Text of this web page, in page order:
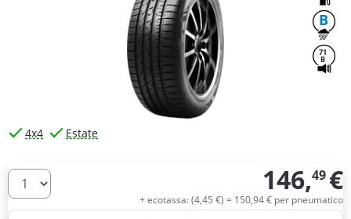
B
71
B
4x4 Estate
Quantità 146,49 €
+ ecotassa: (4,45 €) = 150,94€ per pneumatico